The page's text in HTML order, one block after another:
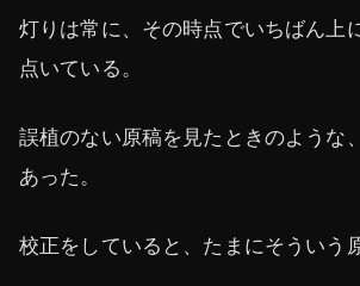
灯りは常に、その時点でいちばん上
点いている。
誤植のない原稿を見たときのような
あった。
校正をしていると、たまにそういう